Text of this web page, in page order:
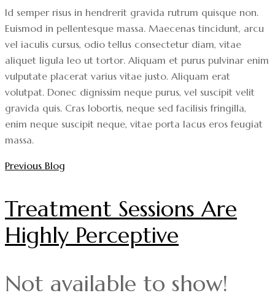
Id semper risus in hendrerit gravida rutrum quisque non.
Euismod in pellentesque massa. Maecenas tincidunt, arcu
vel iaculis cursus, odio tellus consectetur diam, vitae
aliquet ligula leo ut tortor. Aliquam et purus pulvinar enim
vulputate placerat varius vitae justo. Aliquam erat
volutpat. Donec dignissim neque purus, vel suscipit velit
gravida quis. Cras lobortis, neque sed facilisis fringilla,
enim neque suscipit neque, vitae porta lacus eros feugiat
massa.
Previous Blog
Treatment Sessions Are
Highly Perceptive
Not available to show!